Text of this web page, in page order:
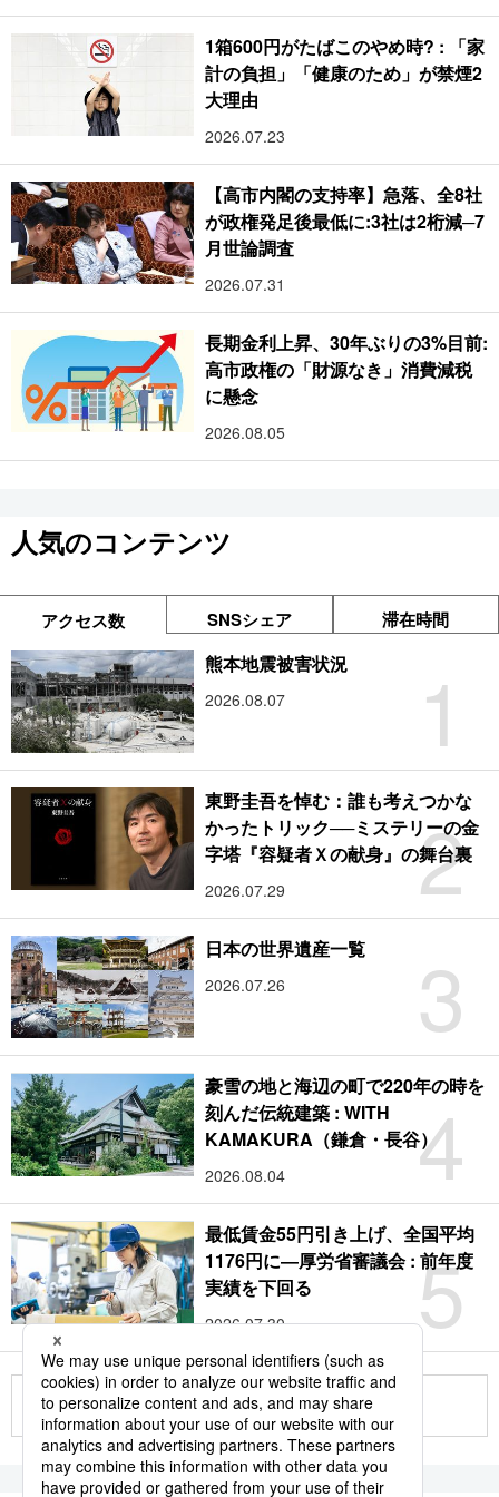
1箱600円がたばこのやめ時? : 「家
計の負担」「健康のため」が禁煙2
大理由
2026.07.23
【高市内閣の支持率】急落、全8社
が政権発足後最低に:3社は2桁減─7
月世論調査
2026.07.31
長期金利上昇、30年ぶりの3%目前:
高市政権の「財源なき」消費減税
に懸念
2026.08.05
人気のコンテンツ
アクセス数 SNSシェア 滞在時間
1
熊本地震被害状況
2026.08.07
2
東野圭吾を悼む：誰も考えつかな
かったトリック──ミステリーの金
字塔『容疑者Ｘの献身』の舞台裏
2026.07.29
3
日本の世界遺産一覧
2026.07.26
4
豪雪の地と海辺の町で220年の時を
刻んだ伝統建築 : WITH
KAMAKURA（鎌倉・長谷）
2026.08.04
5
最低賃金55円引き上げ、全国平均
1176円に―厚労省審議会 : 前年度
実績を下回る
2026.07.30
もっと見る